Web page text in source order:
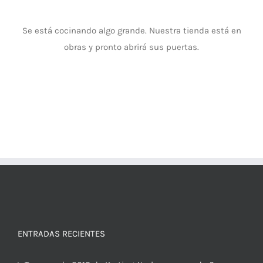
Se está cocinando algo grande. Nuestra tienda está en
obras y pronto abrirá sus puertas.
ENTRADAS RECIENTES